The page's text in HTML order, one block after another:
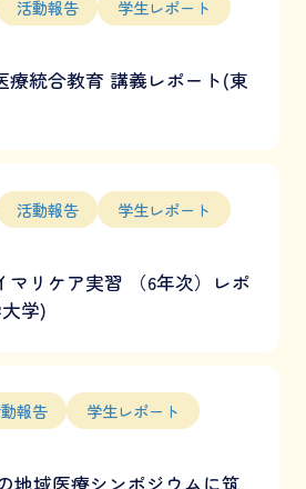
活動報告 学生レポート
療統合教育 講義レポート(東
活動報告 学生レポート
マリケア実習 （6年次）レポ
学)
報告 学生レポート